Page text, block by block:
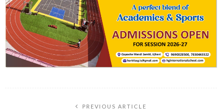
PREVIOUS ARTICLE